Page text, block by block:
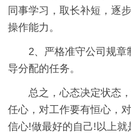
同事学习，取长补短，逐
操作能力。
2、严格准守公司规
导分配的任务。
总之，心态决定状态
任心，对工作要有恒心，
信心!做最好的自己!以上